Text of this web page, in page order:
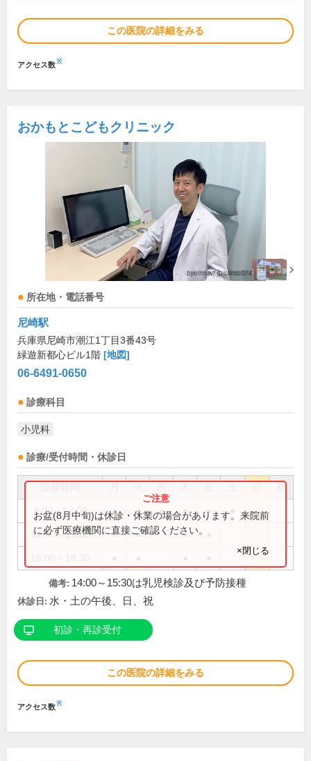
この医院の詳細をみる
アクセス数※
おかもとこどもクリニック
所在地・電話番号
尼崎駅
兵庫県尼崎市潮江1丁目3番43号
緑遊新都心ビル1階 [地図]
06-6491-0650
診療科目
小児科
診療/受付時間・休診日
祝
9:00～12:00 ● ● ● ● ●
14:00～15:30 ● ● ●
お盆(8月中旬)は休診・休業の場合があります。来院前
に必ず医療機関に直接ご確認ください。
×閉じる
備考: 14:00～15:30は乳児検診及び予防接種
休診日: 水・土の午後、日、祝
初診・再診受付
この医院の詳細をみる
アクセス数※